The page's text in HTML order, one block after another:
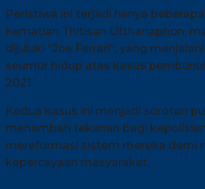
Peristiwa ini terjadi hanya
kematian Thitisan Utthanaphon,
dijuluki “Joe Ferrari”, yang
seumur hidup atas kasus
2021.
Kedua kasus ini menjadi sorotan
menambah tekanan bagi
mereformasi sistem mereka demi
kepercayaan masyarakat.